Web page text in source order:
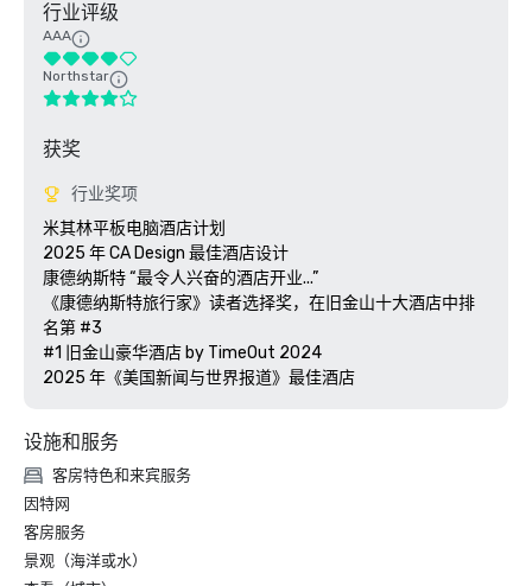
行业评级
AAA
Northstar
获奖
行业奖项
米其林平板电脑酒店计划
2025 年 CA Design 最佳酒店设计
康德纳斯特 “最令人兴奋的酒店开业...”
《康德纳斯特旅行家》读者选择奖，在旧金山十大酒店中排
名第 #3
#1 旧金山豪华酒店 by TimeOut 2024
设施和服务
客房特色和来宾服务
因特网
客房服务
景观（海洋或水）